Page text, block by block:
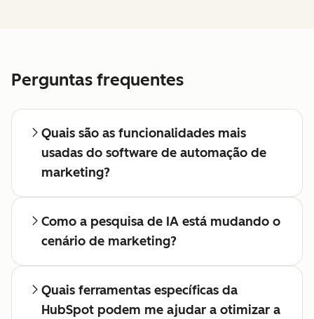
Perguntas frequentes
Quais são as funcionalidades mais
usadas do software de automação de
marketing?
Como a pesquisa de IA está mudando o
cenário de marketing?
Quais ferramentas específicas da
HubSpot podem me ajudar a otimizar a